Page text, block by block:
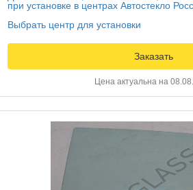
при установке в центрах Автостекло
Выбрать центр для установки
Заказать
Цена актуальна на